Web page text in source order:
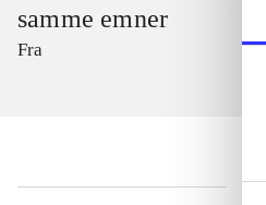
samme emner
Fra